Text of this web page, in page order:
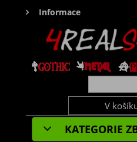
Informace
V
KATEGORIE